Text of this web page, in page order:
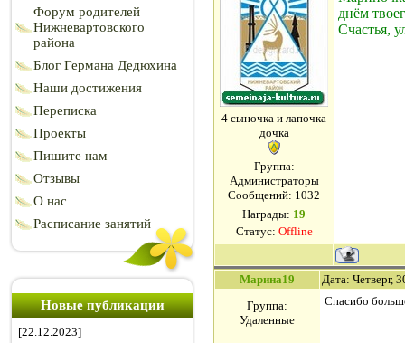
Форум родителей
Нижневартовского
района
Блог Германа Дедюхина
Наши достижения
Переписка
Проекты
Пишите нам
Отзывы
О нас
Расписание занятий
Новые публикации
[22.12.2023]
4 сыночка и лапочка
дочка
Группа:
Администраторы
Сообщений: 1032
Награды: 19
Статус: Offline
днём
Счастья,
Марина19
Дата: Четверг,
Группа:
Удаленные
Спасибо